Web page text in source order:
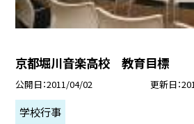
京都堀川音楽高校 教育目標
公開日 2011/04/02 更新日
学校行事